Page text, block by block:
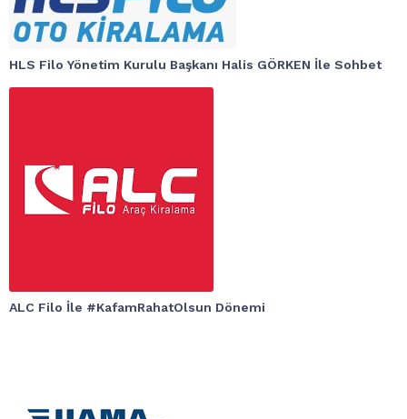
HLS Filo Yönetim Kurulu Başkanı Halis GÖRKEN İle Sohbet
ALC Filo İle #KafamRahatOlsun Dönemi